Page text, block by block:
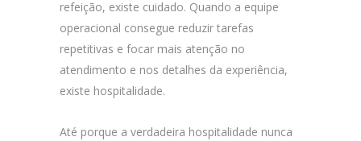
refeição, existe cuidado. Quando a equipe
operacional consegue reduzir tarefas
repetitivas e focar mais atenção no
atendimento e nos detalhes da experiência,
existe hospitalidade.
Até porque a verdadeira hospitalidade nunca